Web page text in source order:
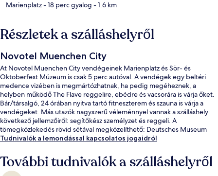
Marienplatz- 18 perc gyalog - 1.6 km
Részletek a szálláshelyről
Novotel Muenchen City
At Novotel Muenchen City vendégeinek Marienplatz és Sör- és
Oktoberfest Múzeum is csak 5 perc autóval. A vendégek egy beltéri
medence vizében is megmártózhatnak, ha pedig megéheznek, a
helyben működő The Flave reggelire, ebédre és vacsorára is várja őket.
Bár/társalgó, 24 órában nyitva tartó fitneszterem és szauna is várja a
vendégeket. Más utazók nagyszerű véleménnyel vannak a szálláshely
következő jellemzőiről: segítőkész személyzet és reggeli. A
tömegközlekedés rövid sétával megközelíthető: Deutsches Museum
villamosmegálló 6 perc, Am Gasteig villamosmegálló pedig 6 perc séta.
Tudnivalók a lemondással kapcsolatos jogaidról
További tudnivalók a szálláshelyről